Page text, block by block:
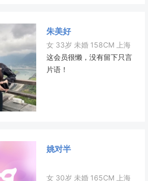
朱美好
女 33岁 未婚 158CM 上海
这会员很懒，没有留下只言
片语！
姚对半
女 30岁 未婚 165CM 上海